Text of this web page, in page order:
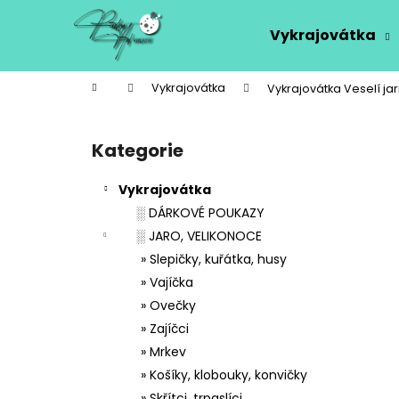
Vykrajovátka
Domů Vykrajovátka Vykrajovátka Veselí
Přeskočit
kategorie
Kategorie
Vykrajovátka
░ DÁRKOVÉ POUKAZY
░ JARO, VELIKONOCE
» Slepičky, kuřátka, husy
» Vajíčka
» Ovečky
» Zajíčci
» Mrkev
» Košíky, klobouky, konvičky
í
Zpět
do
Zpět
do